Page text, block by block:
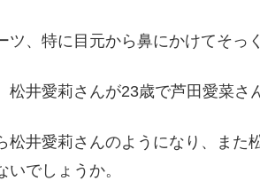
ツ、特に目元から鼻にかけてそっ
井愛莉さんが23歳で芦田愛菜さ
松井愛莉さんのようになり、また
でしょうか。